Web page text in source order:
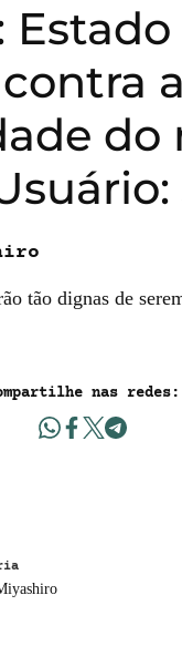
a
do
tão dignas de
nas redes: